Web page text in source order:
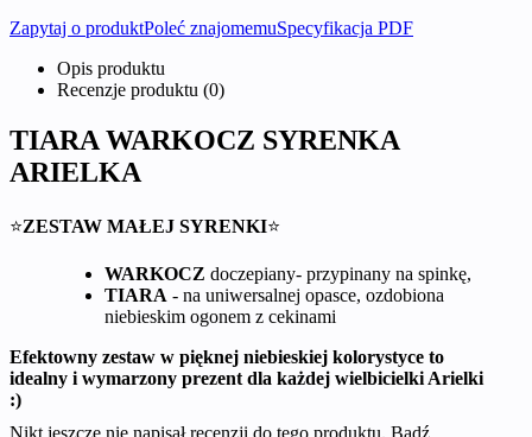
Zapytaj o produktPoleć znajomemuSpecyfikacja PDF
Opis produktu
Recenzje produktu (0)
TIARA WARKOCZ SYRENKA
ARIELKA
⭐ZESTAW MAŁEJ SYRENKI⭐
WARKOCZ doczepiany- przypinany na spinkę,
TIARA - na uniwersalnej opasce, ozdobiona
niebieskim ogonem z cekinami
Efektowny zestaw w pięknej niebieskiej kolorystyce to
idealny i wymarzony prezent dla każdej wielbicielki Arielki
:)